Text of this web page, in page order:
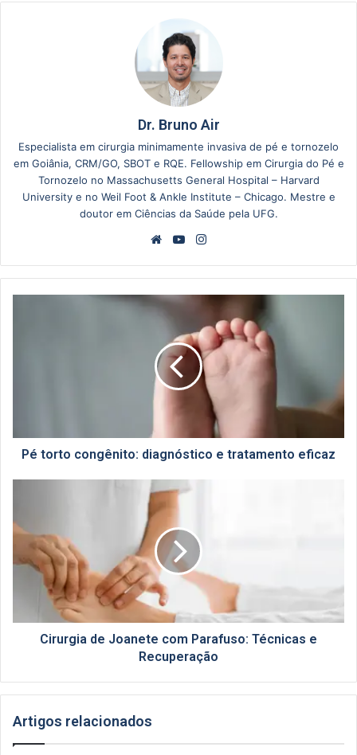
Dr. Bruno Air
Especialista em cirurgia minimamente invasiva de pé e tornozelo
em Goiânia, CRM/GO, SBOT e RQE. Fellowship em Cirurgia do Pé e
Tornozelo no Massachusetts General Hospital – Harvard
University e no Weil Foot & Ankle Institute – Chicago. Mestre e
doutor em Ciências da Saúde pela UFG.
WebsiteYouTube
Pé torto congênito: diagnóstico e tratamento eficaz
Joanete
com
Parafuso:
Técnicas
Recuperação
Cirurgia de Joanete com Parafuso: Técnicas e
Recuperação
Artigos relacionados